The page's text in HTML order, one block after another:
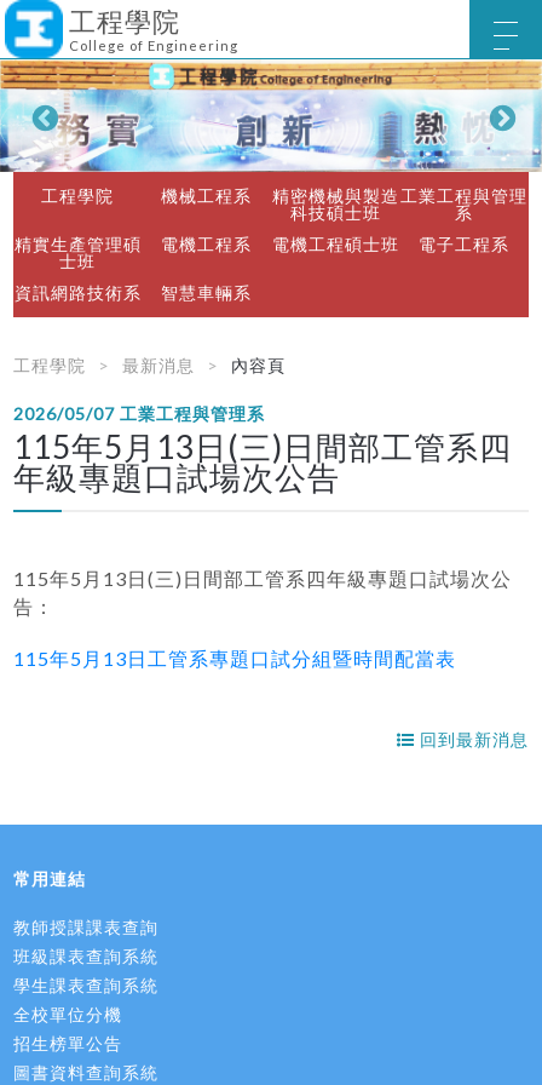
工程學院
College of Engineering
工程學院 機械工程系
精密機械與製造
科技碩士班
工業工程與管理
系
精實生產管理碩
士班
電機工程系 電機工程碩士班 電子工程系
資訊網路技術系 智慧車輛系
工程學院 最新消息 內容頁
2026/05/07工業工程與管理系
115年5月13日(三)日間部工管系四
年級專題口試場次公告
115年5月13日(三)日間部工管系四年級專題口試場次公
告：
115年5月13日工管系專題口試分組暨時間配當表
回到最新消息
常用連結
教師授課課表查詢
班級課表查詢系統
學生課表查詢系統
全校單位分機
招生榜單公告
圖書資料查詢系統